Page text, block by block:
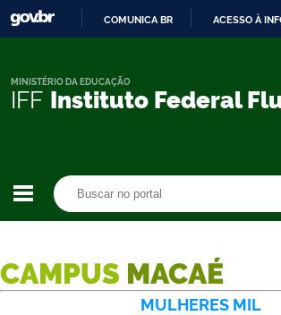
CONTEÚDO
COMUNICA BR ACESSO À
IFF Instituto Federal
MINISTÉRIO DA EDUCAÇÃO
CAMPUS MACAÉ
MULHERES MIL